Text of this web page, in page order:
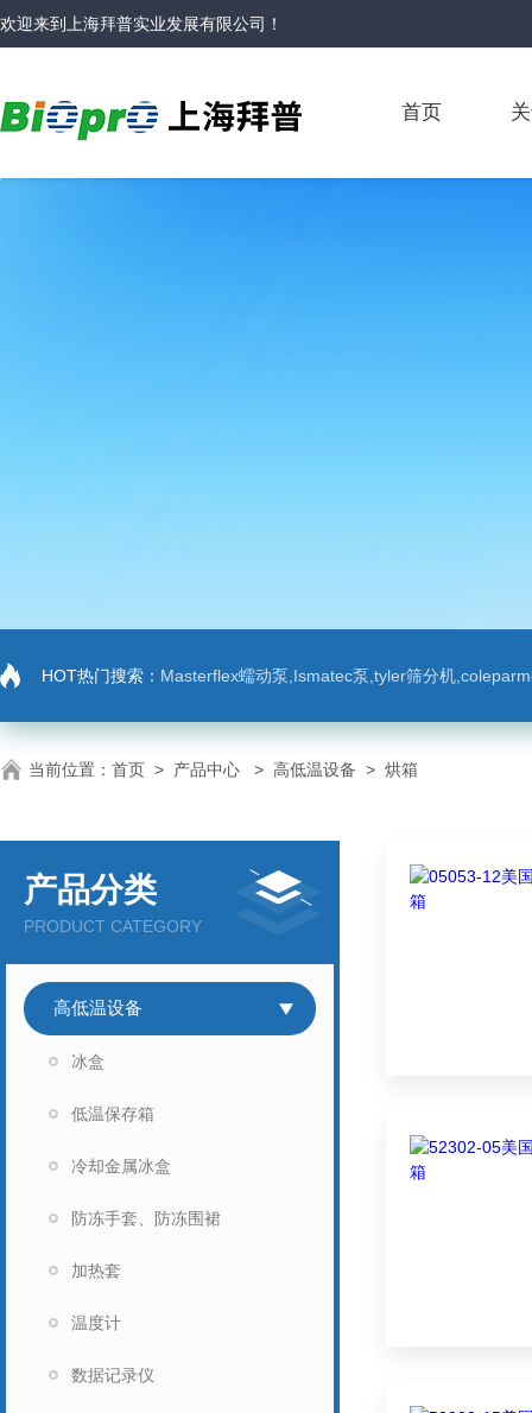
欢迎来到 上海拜普实业发展有限公司 ！
首页
HOT热门搜索： Masterflex蠕动泵,Ismatec泵,tyler筛分机,coleparmer,注射
当前位置： 首页 > 产品中心 > 高低温设备 > 烘箱
产品分类
PRODUCT CATEGORY
高低温设备
冰盒
低温保存箱
冷却金属冰盒
防冻手套、防冻围裙
加热套
温度计
数据记录仪